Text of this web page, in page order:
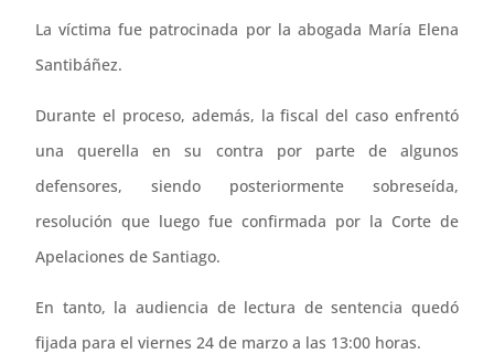
La víctima fue patrocinada por la abogada María Elena
Santibáñez.
Durante el proceso, además, la fiscal del caso enfrentó
una querella en su contra por parte de algunos
defensores, siendo posteriormente sobreseída,
resolución que luego fue confirmada por la Corte de
Apelaciones de Santiago.
En tanto, la audiencia de lectura de sentencia quedó
fijada para el viernes 24 de marzo a las 13:00 horas.